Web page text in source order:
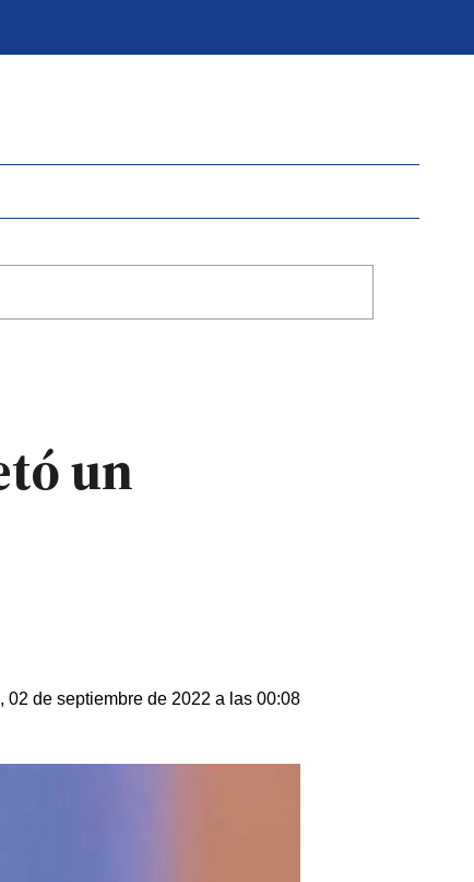
un
02 de septiembre de 2022 a las 00:08